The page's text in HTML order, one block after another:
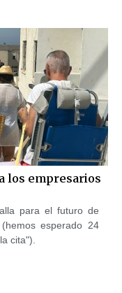
los empresarios
para el futuro de
esperado 24
cita").